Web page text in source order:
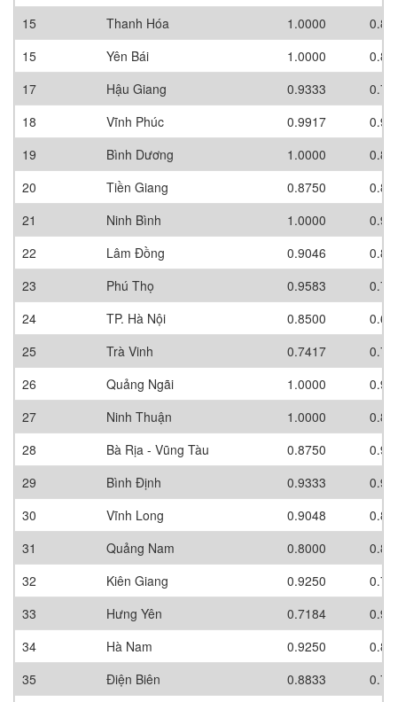
15
Thanh Hóa 1.0000
15
Yên Bái 1.0000
17
Hậu Giang 0.9333
18
Vĩnh Phúc 0.9917
19
Bình Dương 1.0000
20
Tiền Giang 0.8750
21
Ninh Bình 1.0000
22
Lâm Đồng 0.9046
23
Phú Thọ 0.9583
24
TP. Hà Nội 0.8500
25
Trà Vinh 0.7417
26
Quảng Ngãi 1.0000
27
Ninh Thuận 1.0000
28
Bà Rịa - Vũng Tàu 0.8750
29
Bình Định 0.9333
30
Vĩnh Long 0.9048
31
Quảng Nam 0.8000
32
Kiên Giang 0.9250
33
Hưng Yên 0.7184
34
Hà Nam 0.9250
35
Điện Biên 0.8833